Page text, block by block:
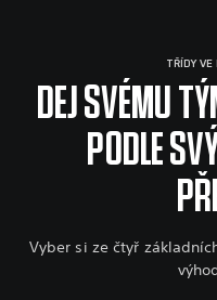
TŘÍDY
DEJ SVÉMU
PODLE
Vyber si ze čtyř